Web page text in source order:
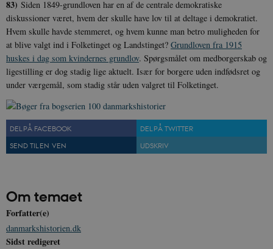
83) Siden 1849-grundloven har en af de centrale demokratiske
diskussioner været, hvem der skulle have lov til at deltage i demokratiet.
Hvem skulle havde stemmeret, og hvem kunne man betro muligheden for
at blive valgt ind i Folketinget og Landstinget? Grundloven fra 1915
huskes i dag som kvindernes grundlov. Spørgsmålet om medborgerskab og
ligestilling er dog stadig lige aktuelt. Især for borgere uden indfødsret og
under værgemål, som stadig står uden valgret til Folketinget.
DEL PÅ FACEBOOK
DEL PÅ TWITTER
SEND TIL EN VEN
UDSKRIV
Om temaet
Forfatter(e)
danmarkshistorien.dk
Sidst redigeret